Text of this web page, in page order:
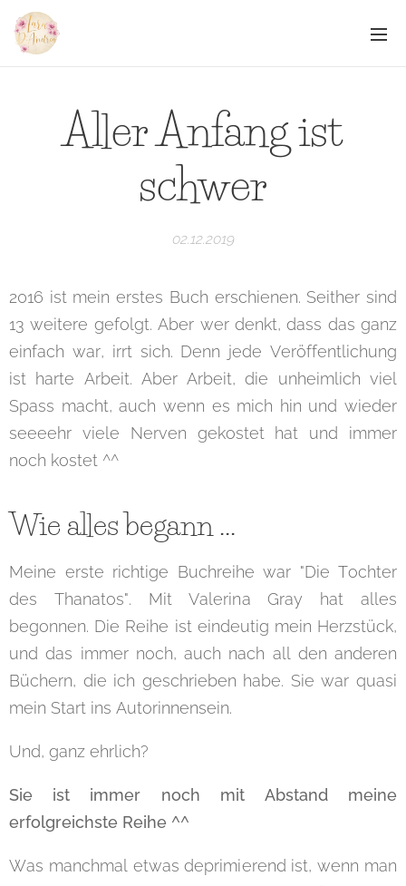
Aller Anfang ist
schwer
02.12.2019
2016 ist mein erstes Buch erschienen. Seither sind
13 weitere gefolgt. Aber wer denkt, dass das ganz
einfach war, irrt sich. Denn jede Veröffentlichung
ist harte Arbeit. Aber Arbeit, die unheimlich viel
Spass macht, auch wenn es mich hin und wieder
seeeehr viele Nerven gekostet hat und immer
noch kostet ^^
Wie alles begann ...
Meine erste richtige Buchreihe war "Die Tochter
des Thanatos". Mit Valerina Gray hat alles
begonnen. Die Reihe ist eindeutig mein Herzstück,
und das immer noch, auch nach all den anderen
Büchern, die ich geschrieben habe. Sie war quasi
mein Start ins Autorinnensein.
Und, ganz ehrlich?
Sie ist immer noch mit Abstand meine
erfolgreichste Reihe ^^
Was manchmal etwas deprimierend ist, wenn man